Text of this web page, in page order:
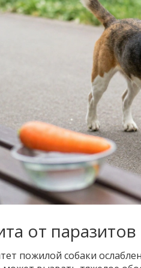
от
пожилой собаки